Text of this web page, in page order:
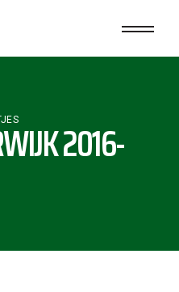
2016-